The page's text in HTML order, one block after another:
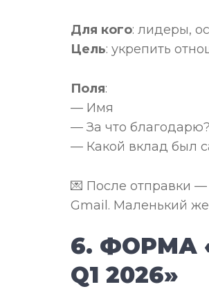
Для кого: лидеры,
Цель: укрепить
Поля:
— Имя
— За что благодарю?
— Какой вклад был
💌 После отправки
Gmail. Маленький
6. ФОРМА
Q1 2026»